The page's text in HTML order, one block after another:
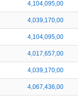
4,104,095,00
4,039,170,00
4,104,095,00
4,017,657,00
4,039,170,00
4,067,436,00